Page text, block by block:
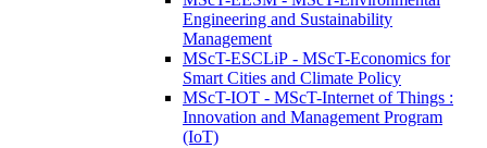
Engineering and Sustainability
Management
MScT-ESCLiP - MScT-Economics for
Smart Cities and Climate Policy
MScT-IOT - MScT-Internet of Things :
Innovation and Management Program
(IoT)